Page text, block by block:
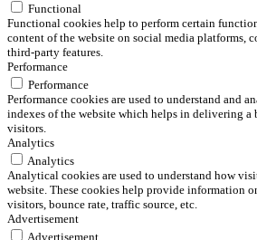
Functional
Functional cookies help to perform certain
content of the website on social media platforms,
third-party features.
Performance
Performance
Performance cookies are used to understand and
indexes of the website which helps in delivering a
visitors.
Analytics
Analytics
Analytical cookies are used to understand how
website. These cookies help provide information
visitors, bounce rate, traffic source, etc.
Advertisement
Advertisement